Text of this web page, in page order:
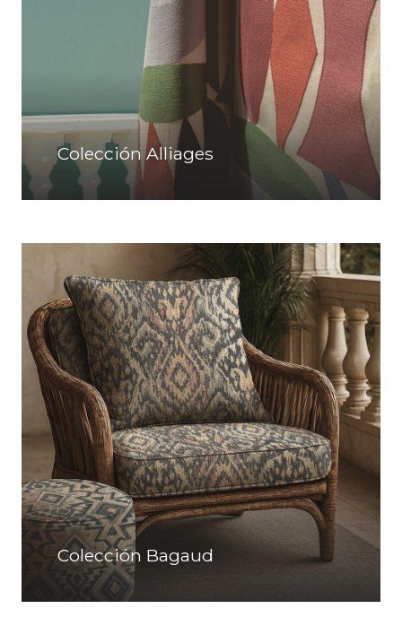
Colección Alliages
Colección Bagaud